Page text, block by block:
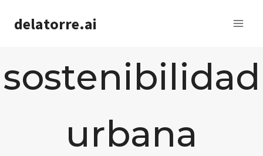
delatorre.ai
sostenibilidad
urbana